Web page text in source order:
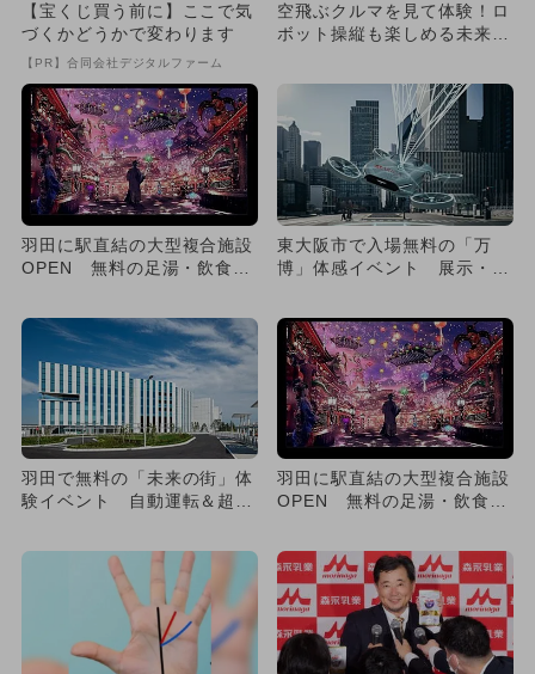
【宝くじ買う前に】ここで気
づくかどうかで変わります
【PR】合同会社デジタルファーム
空飛ぶクルマを見て体験！ロ
ボット操縦も楽しめる未来フ
羽田に駅直結の大型複合施設
OPEN 無料の足湯・飲食・
東大阪市で入場無料の「万
博」体感イベント 展示・体
羽田で無料の「未来の街」体
験イベント 自動運転＆超人
羽田に駅直結の大型複合施設
OPEN 無料の足湯・飲食・